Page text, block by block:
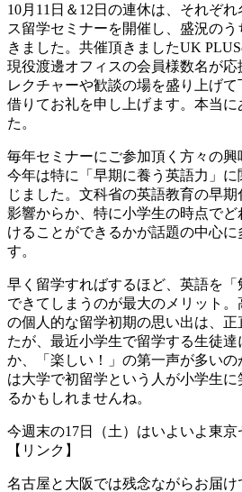
10月11日＆12日の連休は、それぞ
ス留学セミナーを開催し、盛況の
きました。共催頂きましたUK
現役渡邊オフィスの会員様数名が応
レクチャーや歓談の場を盛り上げ
借りてお礼を申し上げます。本当
た。
毎年セミナーにご参加頂く方々の興
今年は特に「早期に養う英語力」
じました。文科省の英語教育の早
影響からか、特に小学生の時点で
けることができるかが話題の中心に
す。
早く留学すればするほど、英語を
できてしまうのが最大のメリット
の個人的な留学初期の思い出は、
たが、最近小学生で留学する生徒
か、「楽しい！」の第一声が多い
は大学で初留学という人が小学生
るかもしれませんね。
今週末の17日（土）はいよいよ東京
【リンク】
名古屋と大阪では残念ながらお届け